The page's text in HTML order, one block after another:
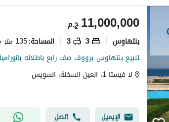
ج.م11,000,000
بنتهاوس 3
3 المساحة:135 متر مربع
لا فيستا 1، العين السخنة، السويس
الإيميل اتصل